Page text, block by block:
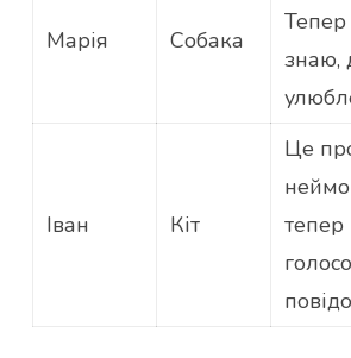
Марія Собака
знаю,
Іван Кіт
Це
тепер